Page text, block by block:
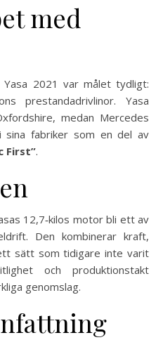
med
Yasa 2021 var målet tydligt:
prestandadrivlinor. Yasa
medan Mercedes
fabriker som en del av
First”.
12,7‑kilos motor bli ett av
Den kombinerar kraft,
sätt som tidigare inte varit
och produktionstakt
genomslag.